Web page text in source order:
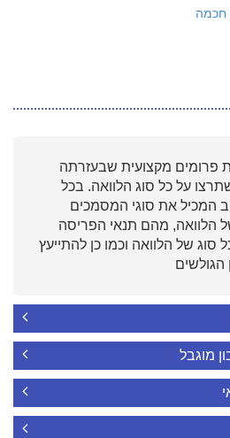
חכמה
פרומים מקצועית שבעזרתה
על כל סוג הלוואה. בכל
המכיל את סוגי המסמכים
הלוואה, מהם תנאי הפריסה
סוג של הלוואה וכמו כן להתייעץ
הגולשים
מוגבל